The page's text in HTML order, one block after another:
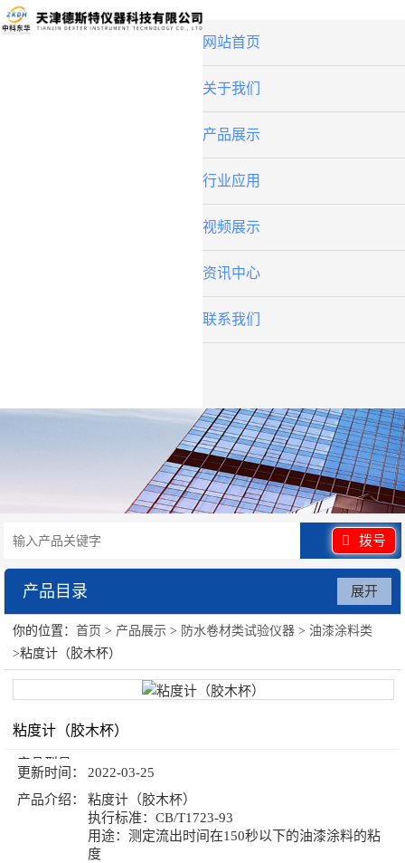
网站首页
关于我们
产品展示
行业应用
视频展示
资讯中心
联系我们
拨号
产品目录
防水卷材类试验仪器
展开
你的位置：首页 > 产品展示 > 防水卷材类试验仪器 > 油漆涂料类
>粘度计（胶木杯）
粘度计（胶木杯）
产品型号：
更新时间：
2022-03-25
产品介绍：
粘度计（胶木杯）
执行标准：CB/T1723-93
用途：测定流出时间在150秒以下的油漆涂料的粘
度